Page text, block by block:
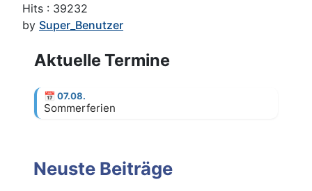
Hits : 39232
by Super_Benutzer
Aktuelle Termine
📅 07.08.
Sommerferien
Neuste Beiträge